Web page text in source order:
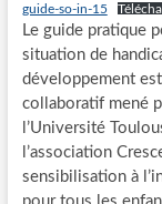
guide-so-in-15
Le guide pratique
situation de
développement
collaboratif mené
l’Université
l’association
sensibilisation à